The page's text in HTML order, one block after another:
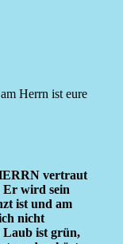
Herrn ist eure
vertraut
Er wird sein
ist und am
nicht
Laub ist grün,